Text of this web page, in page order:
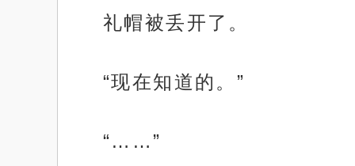
礼帽被丢开了。
“现在知道的。”
“……”